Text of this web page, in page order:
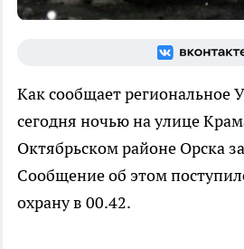
Как сообщает региональное
сегодня ночью на улице
Октябрьском районе Орска
Сообщение об этом
охрану в 00.42.